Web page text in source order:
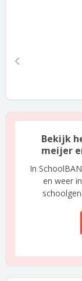
Bekijk
meijer
In
en weer